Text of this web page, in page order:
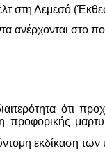
στη Λεμεσό
ανέρχονται στο
ότι
προφορικής
εκδίκαση